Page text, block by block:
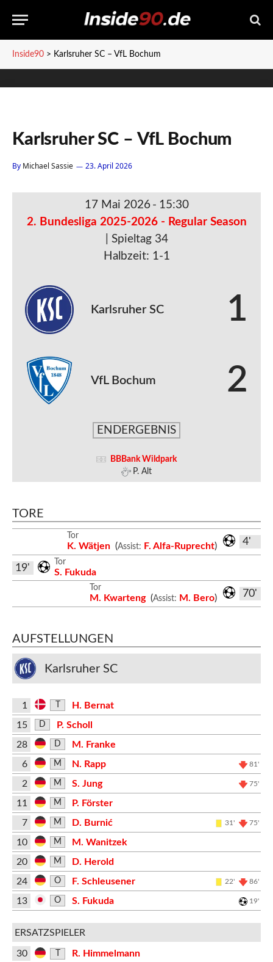
Inside90 > Karlsruher SC – VfL Bochum
Karlsruher SC – VfL Bochum
By Michael Sassie 23. April 2026
17 Mai 2026 - 15:30
2. Bundesliga 2025-2026 - Regular Season
| Spieltag 34
Halbzeit: 1-1
Karlsruher SC 1
VfL Bochum 2
ENDERGEBNIS
BBBank Wildpark
P. Alt
TORE
4'
Tor
K. Wätjen (Assist: F. Alfa-Ruprecht)
Tor
S. Fukuda
19'
70'
Tor
M. Kwarteng (Assist: M. Bero)
AUFSTELLUNGEN
Karlsruher SC
1
H. Bernat
15
D
P. Scholl
28
D
M. Franke
6
M N. Rapp 81'
2 M S. Jung 75'
11 M
P. Förster
7
M D. Burnić 31' 75'
10 M
M. Wanitzek
20
M
D. Herold
24
O F. Schleusener 22' 86'
13 O S. Fukuda 19'
ERSATZSPIELER
30
R. Himmelmann